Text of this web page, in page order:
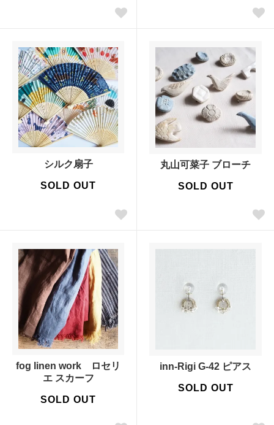
シルク扇子
SOLD OUT
丸山可菜子 ブローチ
SOLD OUT
fog linen work ロセリ
エ スカーフ
SOLD OUT
inn-Rigi G-42 ピアス
SOLD OUT